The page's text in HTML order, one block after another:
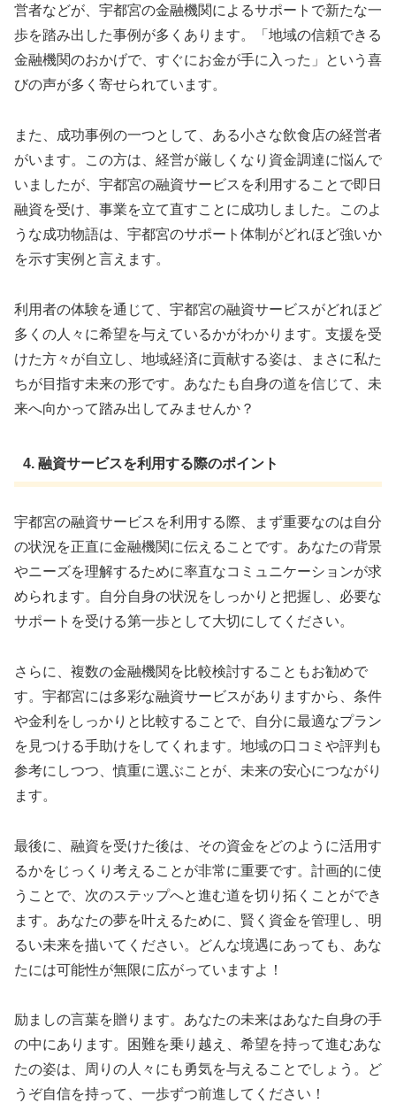
営者などが、宇都宮の金融機関によるサポートで新たな一
歩を踏み出した事例が多くあります。「地域の信頼できる
金融機関のおかげで、すぐにお金が手に入った」という喜
びの声が多く寄せられています。
また、成功事例の一つとして、ある小さな飲食店の経営者
がいます。この方は、経営が厳しくなり資金調達に悩んで
いましたが、宇都宮の融資サービスを利用することで即日
融資を受け、事業を立て直すことに成功しました。このよ
うな成功物語は、宇都宮のサポート体制がどれほど強いか
を示す実例と言えます。
利用者の体験を通じて、宇都宮の融資サービスがどれほど
多くの人々に希望を与えているかがわかります。支援を受
けた方々が自立し、地域経済に貢献する姿は、まさに私た
ちが目指す未来の形です。あなたも自身の道を信じて、未
来へ向かって踏み出してみませんか？
4. 融資サービスを利用する際のポイント
宇都宮の融資サービスを利用する際、まず重要なのは自分
の状況を正直に金融機関に伝えることです。あなたの背景
やニーズを理解するために率直なコミュニケーションが求
められます。自分自身の状況をしっかりと把握し、必要な
サポートを受ける第一歩として大切にしてください。
さらに、複数の金融機関を比較検討することもお勧めで
す。宇都宮には多彩な融資サービスがありますから、条件
や金利をしっかりと比較することで、自分に最適なプラン
を見つける手助けをしてくれます。地域の口コミや評判も
参考にしつつ、慎重に選ぶことが、未来の安心につながり
ます。
最後に、融資を受けた後は、その資金をどのように活用す
るかをじっくり考えることが非常に重要です。計画的に使
うことで、次のステップへと進む道を切り拓くことができ
ます。あなたの夢を叶えるために、賢く資金を管理し、明
るい未来を描いてください。どんな境遇にあっても、あな
たには可能性が無限に広がっていますよ！
励ましの言葉を贈ります。あなたの未来はあなた自身の手
の中にあります。困難を乗り越え、希望を持って進むあな
たの姿は、周りの人々にも勇気を与えることでしょう。ど
うぞ自信を持って、一歩ずつ前進してください！